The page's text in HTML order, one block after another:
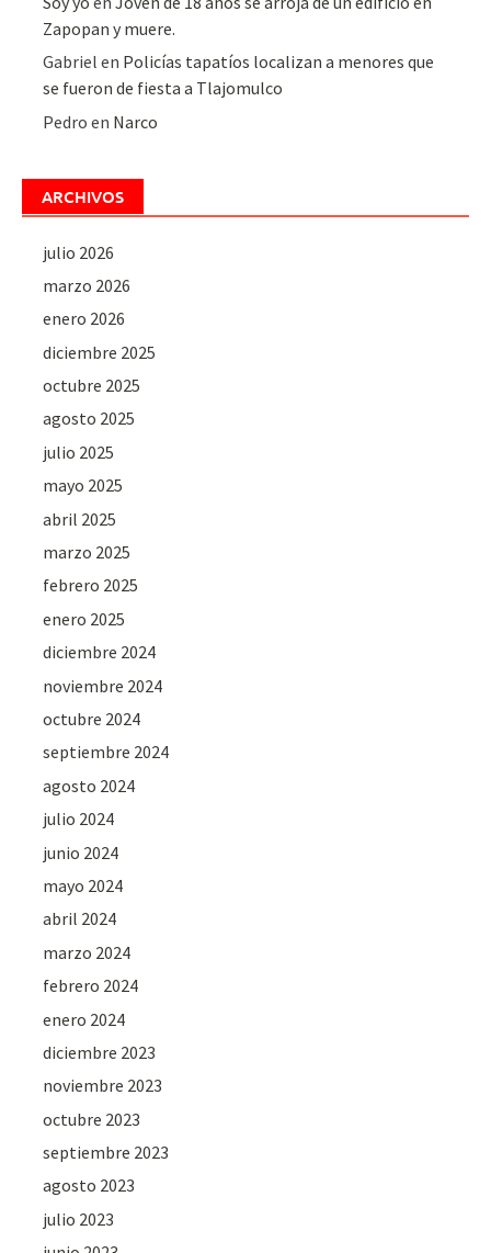
Zapopan y muere.
Gabriel en Policías tapatíos localizan a menores que
se fueron de fiesta a Tlajomulco
Pedro en Narco
ARCHIVOS
julio 2026
marzo 2026
enero 2026
diciembre 2025
octubre 2025
agosto 2025
julio 2025
mayo 2025
abril 2025
marzo 2025
febrero 2025
enero 2025
diciembre 2024
noviembre 2024
octubre 2024
septiembre 2024
agosto 2024
julio 2024
junio 2024
mayo 2024
abril 2024
marzo 2024
febrero 2024
enero 2024
diciembre 2023
noviembre 2023
octubre 2023
septiembre 2023
agosto 2023
julio 2023